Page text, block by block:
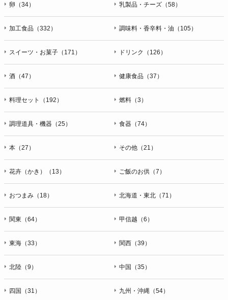
卵（34） 乳製品・チーズ（58）
加工食品（332） 調味料・香辛料・油（105）
スイーツ・お菓子（171） ドリンク（126）
酒（47） 健康食品（37）
料理セット（192） 燃料（3）
調理道具・機器（25） 食器（74）
本（27） その他（21）
花卉（かき）（13） ご飯のお供（7）
おつまみ（18） 北海道・東北（71）
関東（64） 甲信越（6）
東海（33） 関西（39）
北陸（9） 中国（35）
四国（31） 九州・沖縄（54）